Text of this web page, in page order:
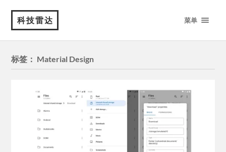
科技雷达 菜单
标签： Material Design